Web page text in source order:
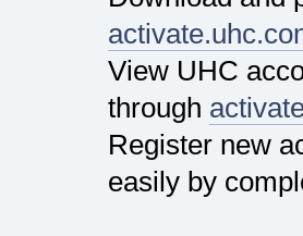
View UHC
through
Register new
easily by